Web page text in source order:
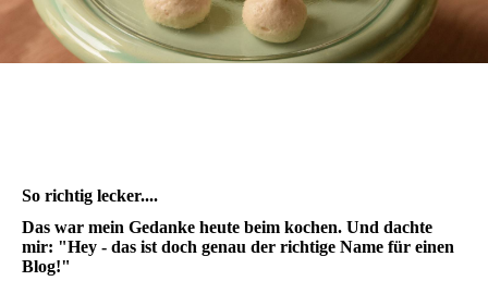
So richtig lecker....
Das war mein Gedanke heute beim kochen. Und dachte
mir: "Hey - das ist doch genau der richtige Name für einen
Blog!"